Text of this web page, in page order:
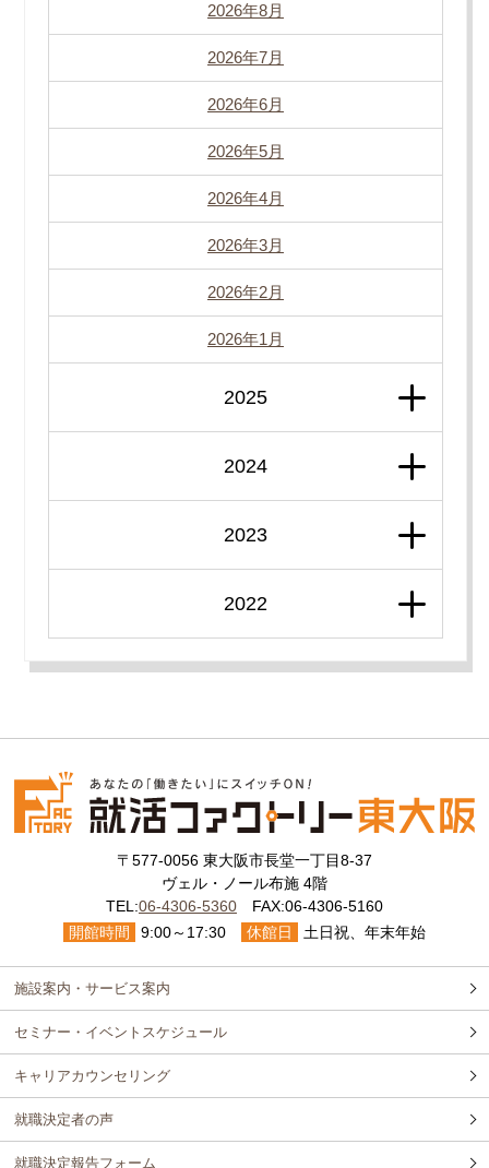
2026年8月
2026年7月
2026年6月
2026年5月
2026年4月
2026年3月
2026年2月
2026年1月
2025
2024
2023
2022
〒577-0056 東大阪市長堂一丁目8-37
ヴェル・ノール布施 4階
TEL:06-4306-5360FAX:06-4306-5160
開館時間
9:00～17:30 休館日 土日祝、年末年始
施設案内・サービス案内
セミナー・イベントスケジュール
キャリアカウンセリング
就職決定者の声
就職決定報告フォーム